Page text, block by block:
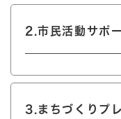
2.市民活動サポ
3.まちづくりプ